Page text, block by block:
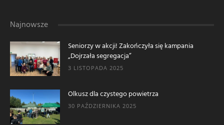
Najnowsze
Seniorzy w akcji! Zakończyła się kampania
„Dojrzała segregacja”
3 LISTOPADA 2025
Olkusz dla czystego powietrza
30 PAŹDZIERNIKA 2025